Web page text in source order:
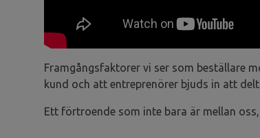
Framgångsfaktorer vi ser som beställare
kund och att entreprenörer bjuds in att
Ett förtroende som inte bara är mellan